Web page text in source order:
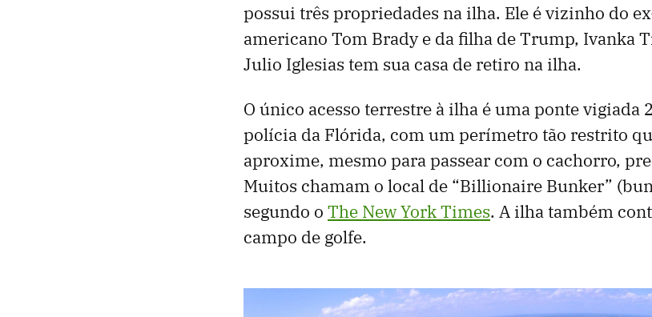
possui três propriedades na ilha. Ele é vizinho do
americano Tom Brady e da filha de Trump, Ivanka
Julio Iglesias tem sua casa de retiro na ilha.
O único acesso terrestre à ilha é uma ponte vigiada
polícia da Flórida, com um perímetro tão restrito
aproxime, mesmo para passear com o cachorro,
Muitos chamam o local de “Billionaire Bunker”
segundo o The New York Times. A ilha também
campo de golfe.